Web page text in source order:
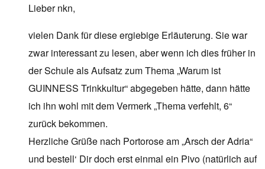
Lieber nkn,
vielen Dank für diese ergiebige Erläuterung. Sie war
zwar interessant zu lesen, aber wenn ich dies früher in
der Schule als Aufsatz zum Thema „Warum ist
GUINNESS Trinkkultur“ abgegeben hätte, dann hätte
ich ihn wohl mit dem Vermerk „Thema verfehlt, 6“
zurück bekommen.
Herzliche Grüße nach Portorose am „Arsch der Adria“
und bestell‘ Dir doch erst einmal ein Pivo (natürlich auf